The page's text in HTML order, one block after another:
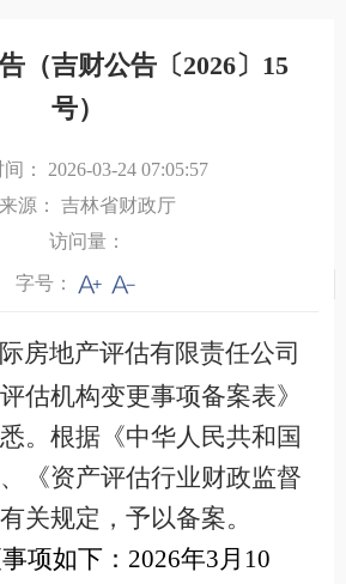
（吉财公告〔2026〕15
号）
： 2026-03-24 07:05:57
来源：
吉林省财政厅
访问量：
字号：
房地产评估有限责任公司
估机构变更事项备案表》
。根据《中华人民共和国
《资产评估行业财政监督
关规定，予以备案。
如下：2026年3月10